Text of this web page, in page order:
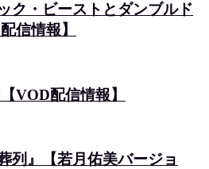
ク・ビーストとダンブルド
信情報】
VOD配信情報】
列』【若月佑美バージョ